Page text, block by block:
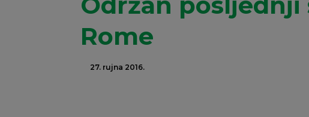
Rome
27. rujna 2016.